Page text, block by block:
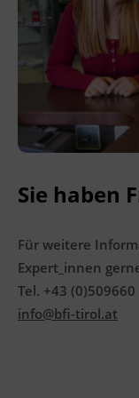
Deutsch und
Akademisches
Digitales Lernen
BFI Reutte
BFI Schwaz
Sie haben
Für weitere
Expert_innen
Tel. +43 (0)509660
info@bfi-tirol.at